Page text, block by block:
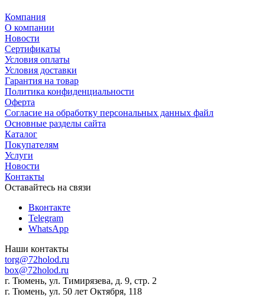
Компания
О компании
Новости
Сертификаты
Условия оплаты
Условия доставки
Гарантия на товар
Политика конфиденциальности
Оферта
Согласие на обработку персональных данных файл
Основные разделы сайта
Каталог
Покупателям
Услуги
Новости
Контакты
Оставайтесь на связи
Вконтакте
Telegram
WhatsApp
Наши контакты
torg@72holod.ru
box@72holod.ru
г. Тюмень, ул. Тимирязева, д. 9, стр. 2
г. Тюмень, ул. 50 лет Октября, 118